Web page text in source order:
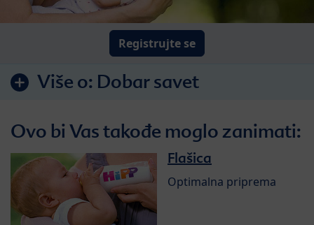
Registrujte se
Više o: Dobar savet
Ovo bi Vas takođe moglo zanimati:
Flašica
Optimalna priprema